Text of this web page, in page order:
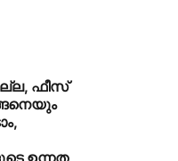
ഫീസ്
ഉന്നത